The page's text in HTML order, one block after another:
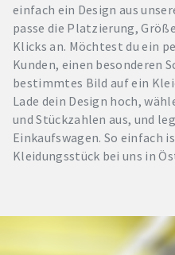
einfach ein Design aus
passe die Platzierung,
Klicks an. Möchtest du ein
Kunden, einen besonderen
bestimmtes Bild auf ein
Lade dein Design hoch,
und Stückzahlen aus, und
Einkaufswagen. So einfach
Kleidungsstück bei uns in